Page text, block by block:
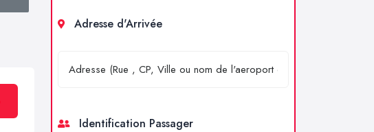
Adresse d'Arrivée
Identification Passager